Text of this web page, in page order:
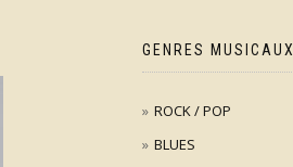
GENRES MUSICAUX
ROCK / POP
BLUES